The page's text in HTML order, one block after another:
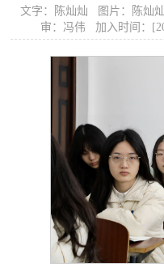
文字：陈灿灿 图片：陈灿
审：冯伟 加入时间：